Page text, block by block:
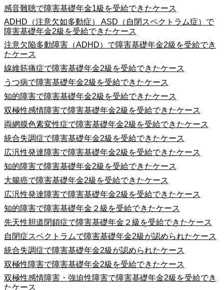
感音難聴で障害基礎年金1級を受給できたケース
ADHD（注意欠如多動症） ASD（自閉スペクトラム症）で
障害基礎年金2級を受給できたケース
注意欠陥多動障害（ADHD）で障害基礎年金2級を受給でき
たケース
線維筋痛症で障害基礎年金2級を受給できたケース
うつ病で障害基礎年金2級を受給できたケース
知的障害で障害基礎年金2級を受給できたケース
双極性感情障害で障害基礎年金2級を受給できたケース
両網膜色素変性症で障害基礎年金2級を受給できたケース
統合失調症で障害基礎年金2級を受給できたケース
広汎性発達障害で障害基礎年金2級を受給できたケース
知的障害で障害基礎年金2級を受給できたケース
大腸癌で障害基礎年金2級を受給できたケース
広汎性発達障害で障害基礎年金2級を受給できたケース
知的障害で障害基礎年金２級を受給できたケース
先天性胆道閉鎖症で障害基礎年金２級を受給できたケース
自閉症スペクトラムで障害基礎年金2級が認められたケース
統合失調症で障害基礎年金2級が認められたケース
双極性障害で障害基礎年金2級を受給できたケース
双極性感情障害・強迫性障害で障害基礎年金2級を受給でき
たケース